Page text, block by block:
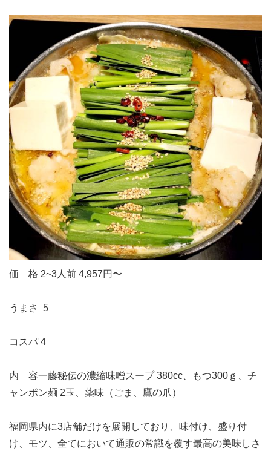
価 格 2~3人前 4,957円〜
うまさ 5
コスパ 4
内 容一藤秘伝の濃縮味噌スープ 380cc、もつ300ｇ、チ
ャンポン麺 2玉、薬味（ごま、鷹の爪）
福岡県内に3店舗だけを展開しており、味付け、盛り付
け、モツ、全てにおいて通販の常識を覆す最高の美味しさ